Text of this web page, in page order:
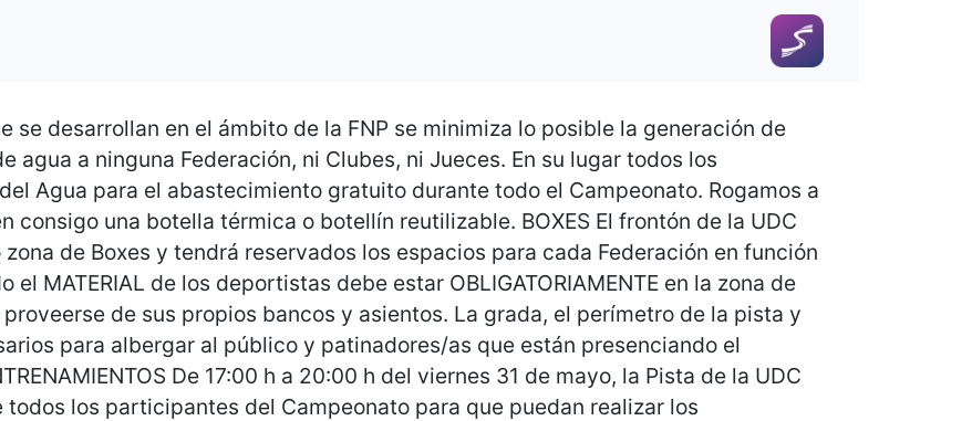
se desarrollan en el ámbito de la FNP se minimiza lo posible la generación de
agua a ninguna Federación, ni Clubes, ni Jueces. En su lugar todos los
Agua para el abastecimiento gratuito durante todo el Campeonato. Rogamos a
consigo una botella térmica o botellín reutilizable. BOXES El frontón de la UDC
de Boxes y tendrá reservados los espacios para cada Federación en función
MATERIAL de los deportistas debe estar OBLIGATORIAMENTE en la zona de
de sus propios bancos y asientos. La grada, el perímetro de la pista y
para albergar al público y patinadores/as que están presenciando el
De 17:00 h a 20:00 h del viernes 31 de mayo, la Pista de la UDC
todos los participantes del Campeonato para que puedan realizar los